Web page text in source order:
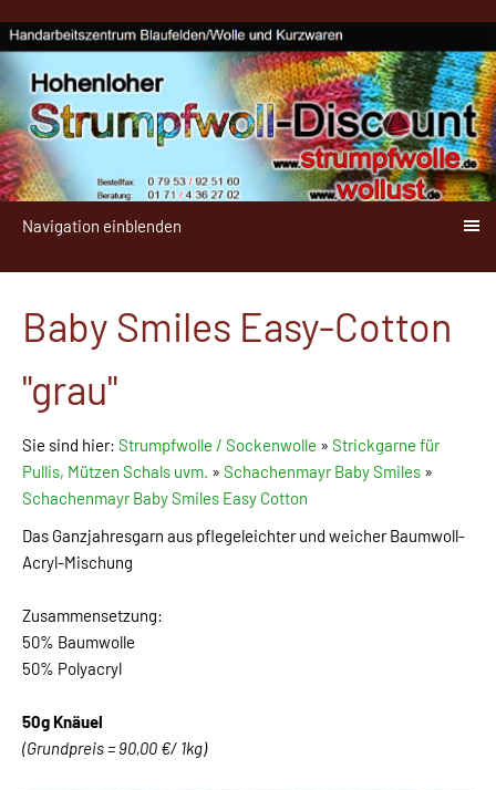
Navigation einblenden
Baby Smiles Easy-Cotton
"grau"
Sie sind hier: Strumpfwolle / Sockenwolle » Strickgarne für
Pullis, Mützen Schals uvm. » Schachenmayr Baby Smiles »
Schachenmayr Baby Smiles Easy Cotton
Das Ganzjahresgarn aus pflegeleichter und weicher Baumwoll-
Acryl-Mischung
Zusammensetzung:
50% Baumwolle
50% Polyacryl
50g Knäuel
(Grundpreis = 90,00 €/ 1kg)